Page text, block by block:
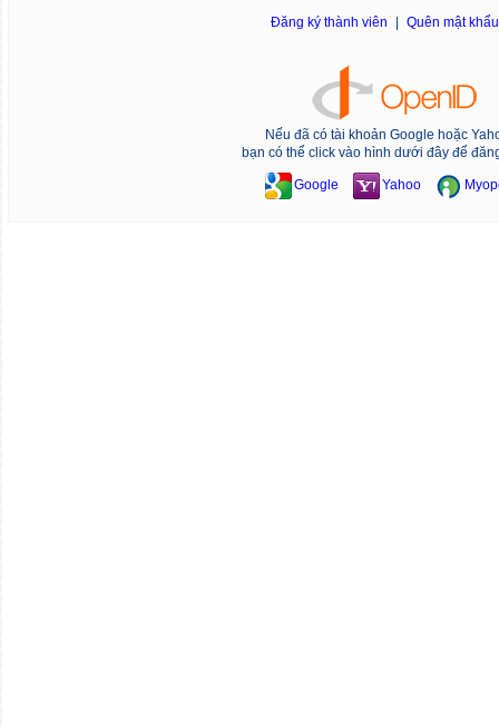
Đăng ký thành viên Quên mật
Nếu đã có tài khoản Google hoặc
bạn có thể click vào hình dưới đây để
Google Yahoo